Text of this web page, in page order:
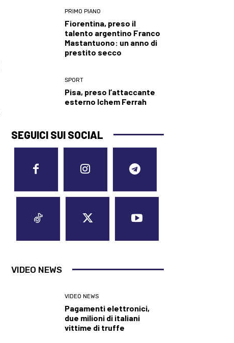
PRIMO PIANO
Fiorentina, preso il
talento argentino Franco
Mastantuono: un anno di
prestito secco
SPORT
Pisa, preso l’attaccante
esterno Ichem Ferrah
SEGUICI SUI SOCIAL
VIDEO NEWS
VIDEO NEWS
Pagamenti elettronici,
due milioni di italiani
vittime di truffe